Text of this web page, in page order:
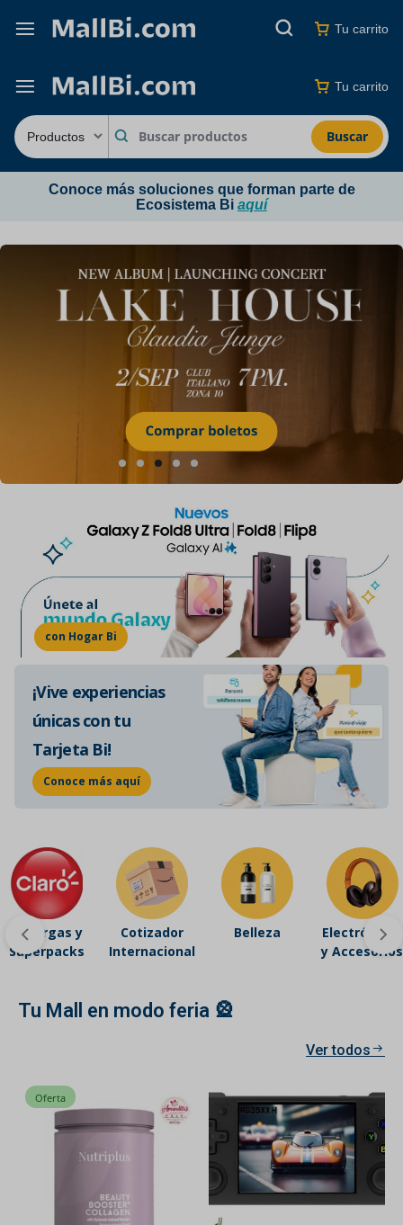
Tu carrito
Buscar
Tu carrito
Conoce más soluciones que forman parte de
Ecosistema Bi aquí
con Hogar Bi
¡Vive experiencias
únicas con tu
Tarjeta Bi!
Conoce más aquí
Recargas y
Superpacks
Cotizador
Internacional
Belleza
Electrónicos
y Accesorios
Tu Mall en modo feria 🎡
Ver todos
Oferta